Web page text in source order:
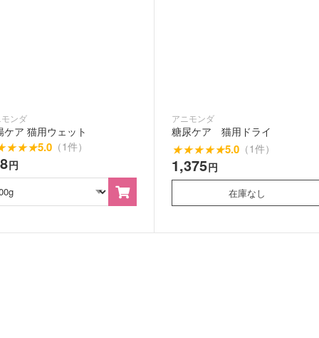
ンダ
ケア 猫用ウェット
★★★5.0 （1件）
円
アニモンダ
糖尿ケア 猫用ドライ
★★★★★5.0（1件）
1,375円
在庫なし